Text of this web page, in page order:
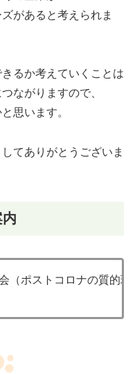
があると考えられま
るか考えていくことは
ながりますので、
思います。
てありがとうございま
（ポストコロナの質的